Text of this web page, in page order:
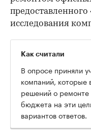
исследования
Как считали
В опросе приняли
компаний, которые
решений о
бюджета на эти
вариантов ответов.